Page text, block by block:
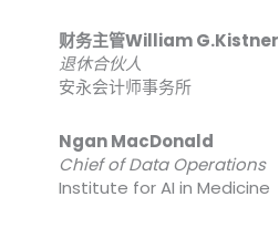
财务主管William G.Kistner
退休合伙人
安永会计师事务所
Ngan MacDonald
Chief of Data Operations
Institute for AI in Medicine